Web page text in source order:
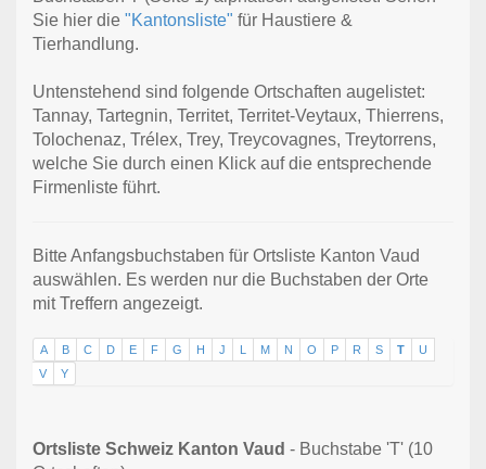
Sie hier die "Kantonsliste" für Haustiere &
Tierhandlung.
Untenstehend sind folgende Ortschaften augelistet:
Tannay, Tartegnin, Territet, Territet-Veytaux, Thierrens,
Tolochenaz, Trélex, Trey, Treycovagnes, Treytorrens,
welche Sie durch einen Klick auf die entsprechende
Firmenliste führt.
Bitte Anfangsbuchstaben für Ortsliste Kanton Vaud
auswählen. Es werden nur die Buchstaben der Orte
mit Treffern angezeigt.
A B C D E F G H J L M N O P R S T
U
V
Y
Ortsliste Schweiz Kanton Vaud - Buchstabe 'T' (10